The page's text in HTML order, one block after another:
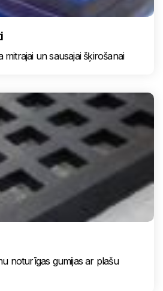
un sausajai šķirošanai
noturīgas gumijas ar plašu